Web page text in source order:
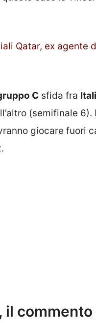
Qatar, ex agente
C sfida fra
(semifinale
giocare fuori
il